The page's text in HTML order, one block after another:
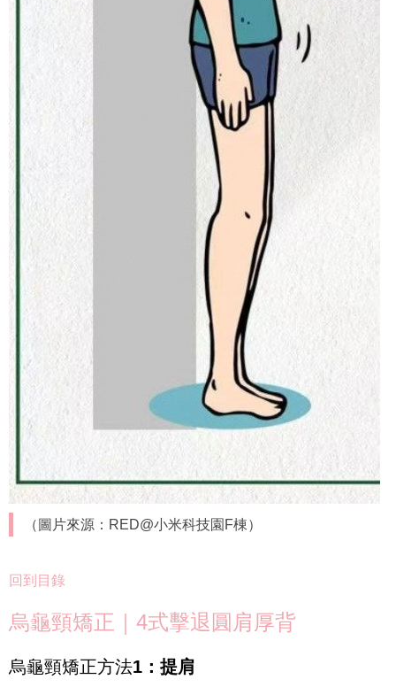
（圖片來源：RED@小米科技園F棟）
回到目錄
烏龜頸矯正｜4式擊退圓肩厚背
烏龜頸矯正方法1：提肩